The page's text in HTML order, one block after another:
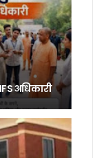
अधिकारी